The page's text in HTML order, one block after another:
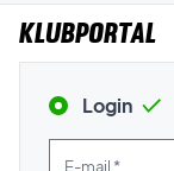
Klubportal
Login